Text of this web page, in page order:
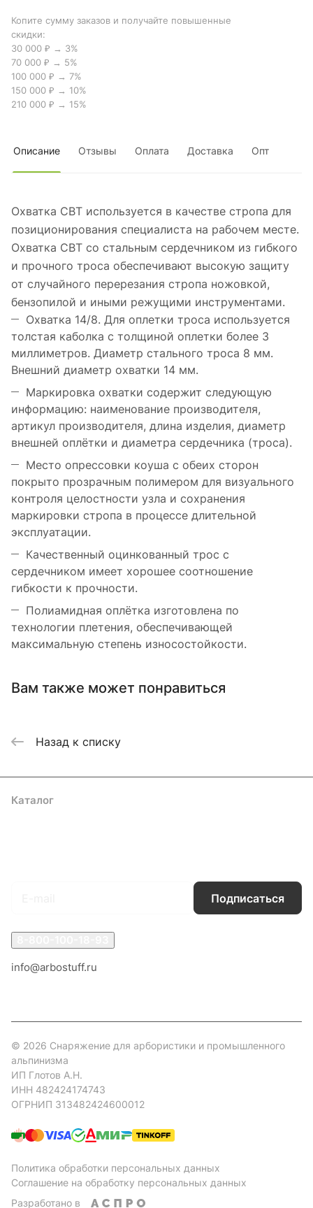
Копите сумму заказов и получайте повышенные
скидки:
30 000 ₽ → 3%
70 000 ₽ → 5%
100 000 ₽ → 7%
150 000 ₽ → 10%
210 000 ₽ → 15%
Описание Отзывы Оплата Доставка Опт
Охватка СВТ используется в качестве стропа для
позиционирования специалиста на рабочем месте.
Охватка СВТ со стальным сердечником из гибкого
и прочного троса обеспечивают высокую защиту
от случайного перерезания стропа ножовкой,
бензопилой и иными режущими инструментами.
Охватка 14/8. Для оплетки троса используется
толстая каболка с толщиной оплетки более 3
миллиметров. Диаметр стального троса 8 мм.
Внешний диаметр охватки 14 мм.
Маркировка охватки содержит следующую
информацию: наименование производителя,
артикул производителя, длина изделия, диаметр
внешней оплётки и диаметра сердечника (троса).
Место опрессовки коуша с обеих сторон
покрыто прозрачным полимером для визуального
контроля целостности узла и сохранения
маркировки стропа в процессе длительной
эксплуатации.
Качественный оцинкованный трос с
сердечником имеет хорошее соотношение
гибкости к прочности.
Полиамидная оплётка изготовлена по
технологии плетения, обеспечивающей
максимальную степень износостойкости.
Вам также может понравиться
Назад к списку
Каталог
Подписаться
info@arbostuff.ru
© 2026 Снаряжение для арбористики и промышленного
альпинизма
ИП Глотов А.Н.
ИНН 482424174743
ОГРНИП 313482424600012
Политика обработки персональных данных
Соглашение на обработку персональных данных
Разработано в